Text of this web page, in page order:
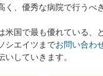
、優秀な病院で行うべ
米国で最も優れている、
シエイツまでお問い合わ
していきます。